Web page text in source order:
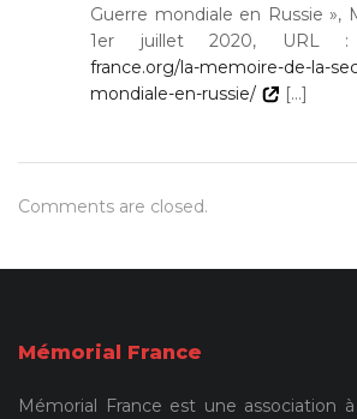
Guerre mondiale en Russie »,
1er juillet 2020, URL
france.org/la-memoire-de-la-
mondiale-en-russie/
[…]
Comments are closed.
Mémorial France
Mémorial France est une association